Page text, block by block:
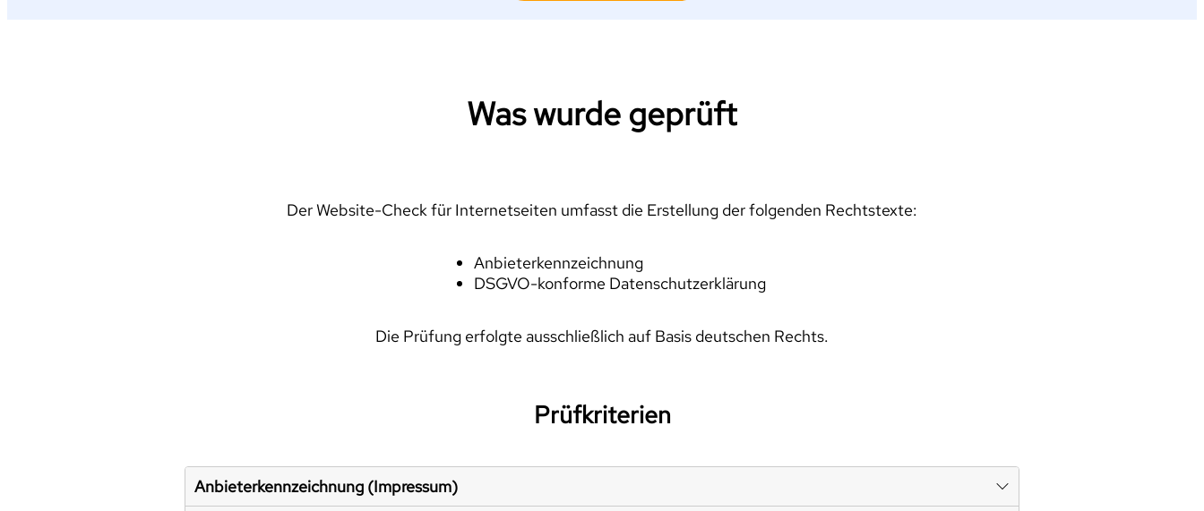
Was wurde geprüft
Der Website-Check für Internetseiten umfasst die Erstellung der folgenden Rechtstexte:
Anbieterkennzeichnung
DSGVO-konforme Datenschutzerklärung
Die Prüfung erfolgte ausschließlich auf Basis deutschen Rechts.
Prüfkriterien
Anbieterkennzeichnung (Impressum)